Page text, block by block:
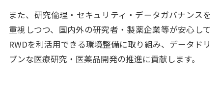
また、研究倫理・セキュリティ・データガバナンスを
重視しつつ、国内外の研究者・製薬企業等が安心して
RWDを利活用できる環境整備に取り組み、データドリ
ブンな医療研究・医薬品開発の推進に貢献します。